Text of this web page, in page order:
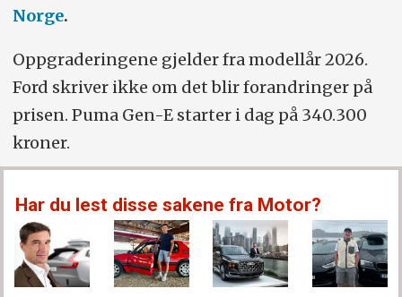
Norge.
Oppgraderingene gjelder fra modellår 2026.
Ford skriver ikke om det blir forandringer på
prisen. Puma Gen-E starter i dag på 340.300
kroner.
Har du lest disse sakene fra Motor?